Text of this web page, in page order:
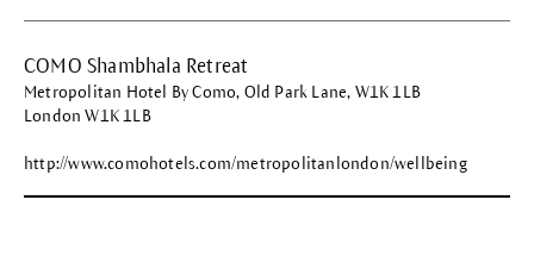
COMO Shambhala Retreat
Metropolitan Hotel By Como, Old Park Lane, W1K 1LB
London W1K 1LB
http://www.comohotels.com/metropolitanlondon/wellbeing